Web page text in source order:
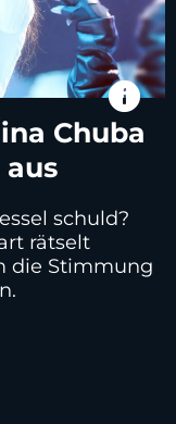
info
Chuba
schuld?
rätselt
die Stimmung